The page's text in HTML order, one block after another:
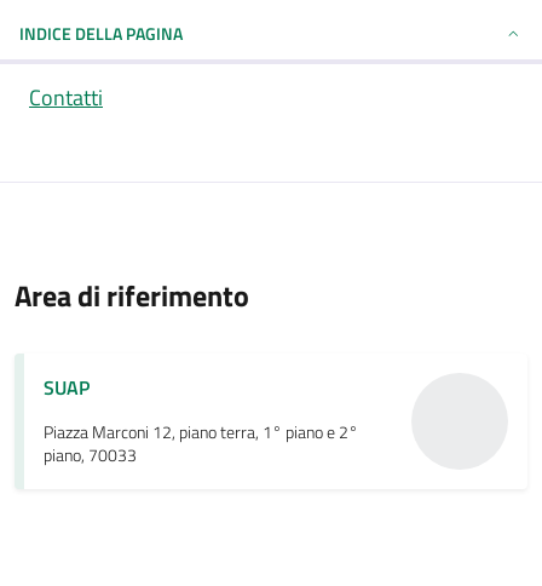
INDICE DELLA PAGINA
Contatti
Area di riferimento
SUAP
Piazza Marconi 12, piano terra, 1° piano e 2°
piano, 70033